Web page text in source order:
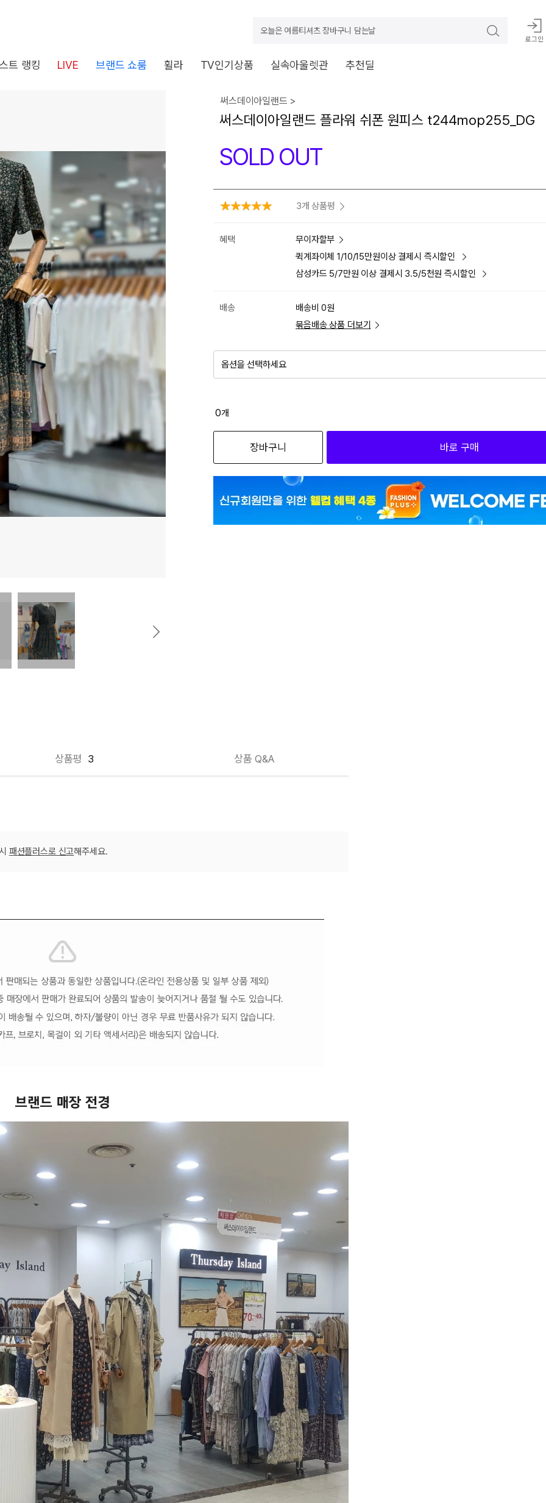
오늘은 여름티셔츠 장바구니 담는날
로그인
트 랭킹 LIVE 브랜드 쇼룸 휠라 TV인기상품 실속아울렛관 추천딜
장바구니 쿠폰
가능 쿠폰
습니다.
품이에요
써스데이아일랜드 >
써스데이아일랜드 플라워 쉬폰 원피스 t244mop255_DG
SOLD OUT
3개 상품평
혜택
무이자할부
퀵계좌이체 1/10/15만원이상 결제시 즉시할인
삼성카드 5/7만원 이상 결제시 3.5/5천원 즉시할인
배송
배송비 0원
묶음배송 상품 더보기
옵션을 선택하세요
0개
장바구니 바로 구매
상품평 3 상품 Q&A